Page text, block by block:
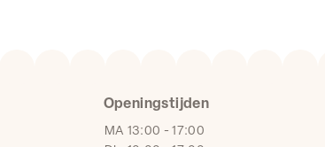
Openingstijden
MA 13:00 - 17:00